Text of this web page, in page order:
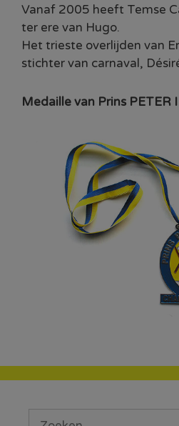
Vanaf 2005 heeft Temse
ter ere van Hugo.
Het trieste overlijden van
stichter van carnaval,
Medaille van Prins PETER I
Zoek